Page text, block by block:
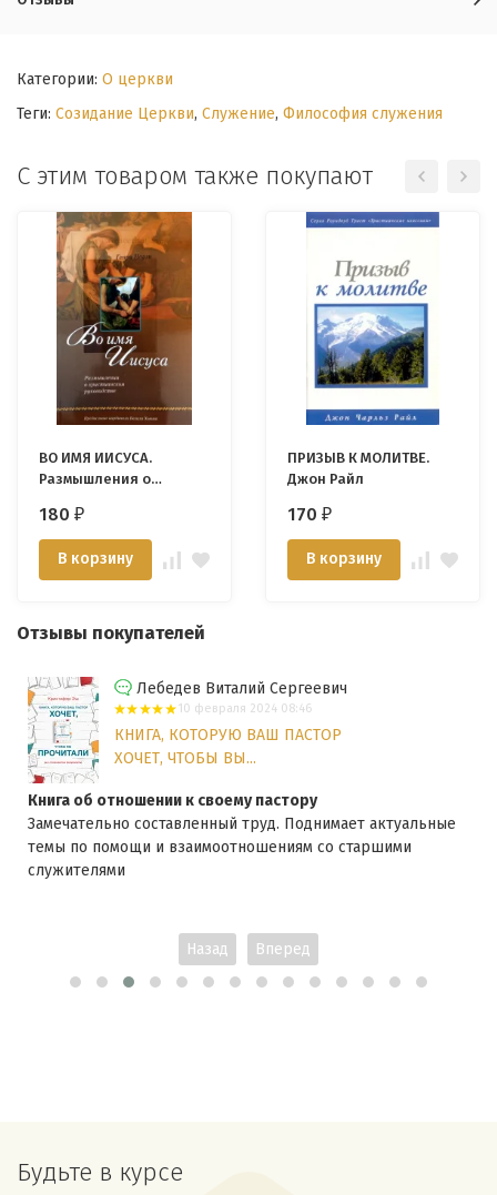
Категории: О церкви
Теги: Созидание Церкви, Служение, Философия служения
С этим товаром также покупают
ВО ИМЯ ИИСУСА.
Размышления о
руководстве. Генри
Ноуэн
180 ₽
В корзину
ПРИЗЫВ К МОЛИТВЕ.
Джон Райл
170 ₽
В корзину
Отзывы покупателей
Лебедев Виталий Сергеевич
10 февраля 2024 08:46
КНИГА, КОТОРУЮ ВАШ ПАСТОР
ХОЧЕТ, ЧТОБЫ ВЫ...
Книга об отношении к своему пастору
Замечательно составленный труд. Поднимает актуальные
темы по помощи и взаимоотношениям со старшими
служителями
Назад Вперед
Будьте в курсе